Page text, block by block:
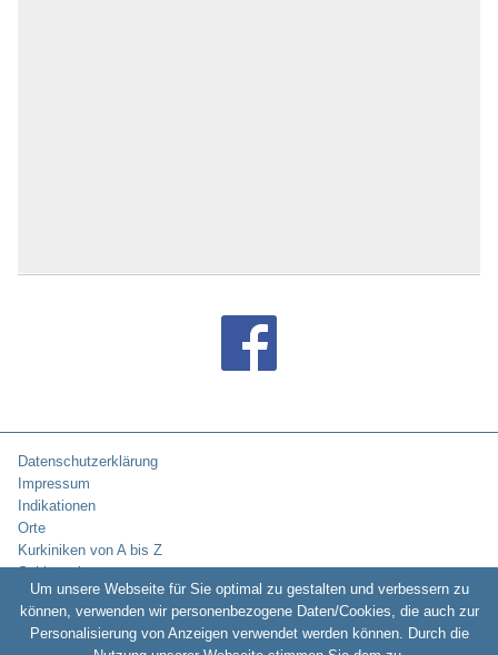
Datenschutzerklärung
Impressum
Indikationen
Orte
Kurkiniken von A bis Z
Schlüsselwörter
Copyright © 2010-2026: Kurklinikverzeichnis.de -
Um unsere Webseite für Sie optimal zu gestalten und verbessern zu
können, verwenden wir personenbezogene Daten/Cookies, die auch zur
Personalisierung von Anzeigen verwendet werden können. Durch die